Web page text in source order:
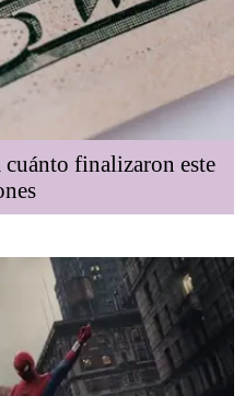
finalizaron este